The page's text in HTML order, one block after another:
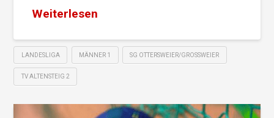
Weiterlesen
LANDESLIGA MÄNNER 1 SG OTTERSWEIER/GROSSWEIER
TV ALTENSTEIG 2